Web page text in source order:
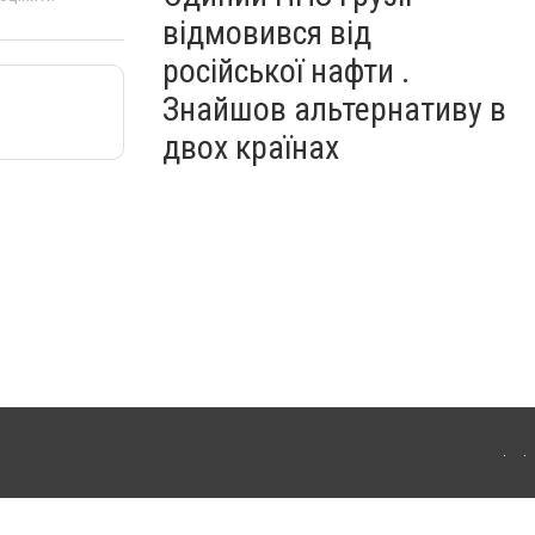
відмовився від
російської нафти .
Знайшов альтернативу в
двох країнах